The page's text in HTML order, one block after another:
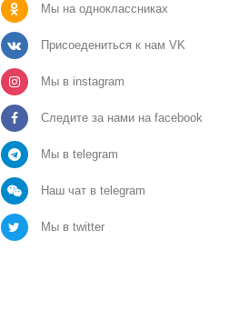
Мы на одноклассниках
Присоедениться к нам VK
Мы в instagram
Следите за нами на facebook
Мы в telegram
Наш чат в telegram
Мы в twitter